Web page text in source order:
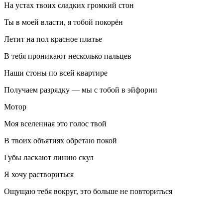
На устах твоих сладких громкий стон
Ты в моей власти, я тобой покорён
Летит на пол красное платье
В тебя проникают несколько пальцев
Наши стоны по всей квартире
Получаем разрядку — мы с тобой в эйфории
Мотор
Моя вселенная это голос твой
В твоих объятиях обретаю покой
Губы ласкают линию скул
Я хочу раствориться
Ощущаю тебя вокруг, это больше не повториться